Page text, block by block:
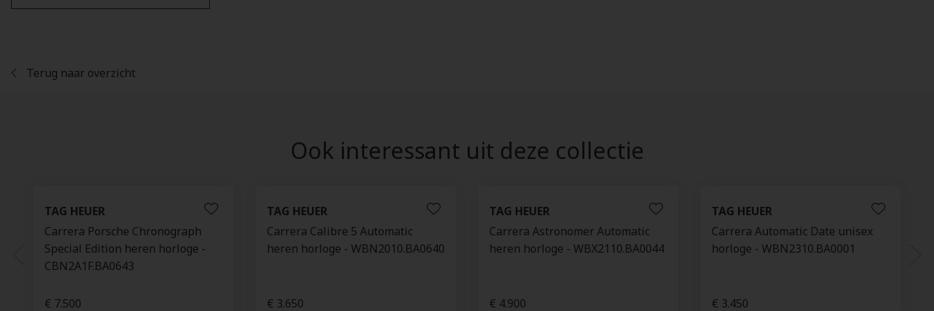
Terug naar overzicht
Ook interessant uit deze collectie
TAG HEUER
Carrera Porsche Chronograph
Special Edition heren horloge -
CBN2A1F.BA0643
€ 7.500
TAG HEUER
Carrera Calibre 5 Automatic
heren horloge - WBN2010.BA0640
€ 3.650
TAG HEUER
Carrera Astronomer Automatic
heren horloge - WBX2110.BA0044
€ 4.900
TAG HEUER
Carrera Automatic Date unisex
horloge - WBN2310.BA0001
€ 3.450